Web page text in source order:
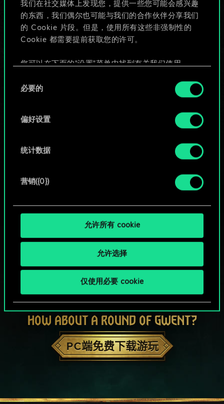
我们在社交媒体上发现您，提供一些您可能会感兴趣
的东西，我们偶尔也可能与我们的合作伙伴分享我们
的 Cookie 片段。但是，使用所有这些非强制性的
Cookie 都需要提前获取您的许可。
您可以在下面的"设置"菜单中找到有关我们使用
好。一旦您了解了其中的内容并准备好继续，请点
必要的
偏好设置
统计数据
营销({0})
允许所有 cookie
允许选择
仅使用必要 cookie
给牌组命名并撰写攻略
编辑牌组
HOW ABOUT A ROUND OF GWENT?
PC端免费下载游玩